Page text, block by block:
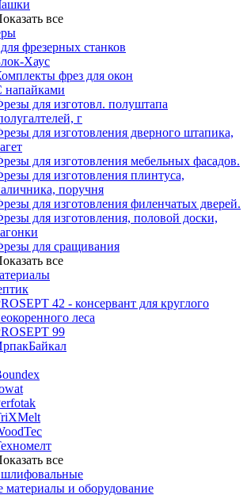
все
фрезерных станков
Хаус
фрез для окон
напайками
для изготовл. полуштапа
г
для изготовления дверного штапика,
для изготовления мебельных фасадов.
для изготовления плинтуса,
поручня
для изготовления филенчатых дверей.
для изготовления, половой доски,
для сращивания
все
42 - консервант для круглого
леса
99
все
материалы и оборудование